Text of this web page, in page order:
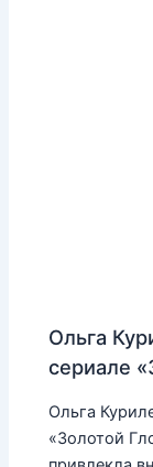
Ольга
сериале
Ольга
«Золотой